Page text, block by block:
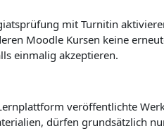
mit Turnitin
Moodle Kursen keine
einmalig akzeptieren.
veröffentlichte
dürfen grundsätzlich